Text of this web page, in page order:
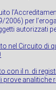
2006) per
autorizzati
nel Circuito di
con il n. di
prove analitiche